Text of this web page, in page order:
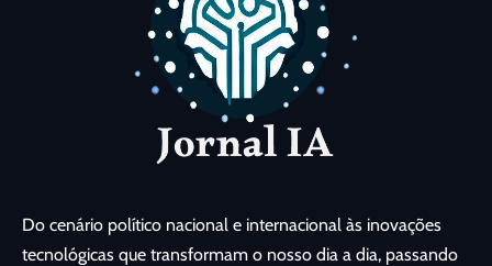
Do cenário político nacional e internacional às inovações
tecnológicas que transformam o nosso dia a dia, passando